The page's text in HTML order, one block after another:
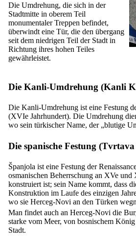
Die Umdrehung, die sich in der
Stadtmitte in oberem Teil
monumentaler Treppen befindet,
überwindt eine Tür, die den übergang
seit dem niedrigen Teil der Stadt in
Richtung ihres hohen Teiles
gewährleistet.
Die Kanli-Umdrehung (Kanli
Die Kanli-Umdrehung ist eine Festung
(XVIe Jahrhundert). Die Umdrehung
wo sein türkischer Name, der „blutige
Die spanische Festung (Tvrtava
Španjola ist eine Festung der
osmanischen Beherrschung an XVe
konstruiert ist; sein Name kommt, dass
Konstruktion im Laufe des einzigen
wo sie Herceg-Novi an den Türken
Man findet auch an Herceg-Novi die
starke vom Meer, von bosnischem
Stadt.